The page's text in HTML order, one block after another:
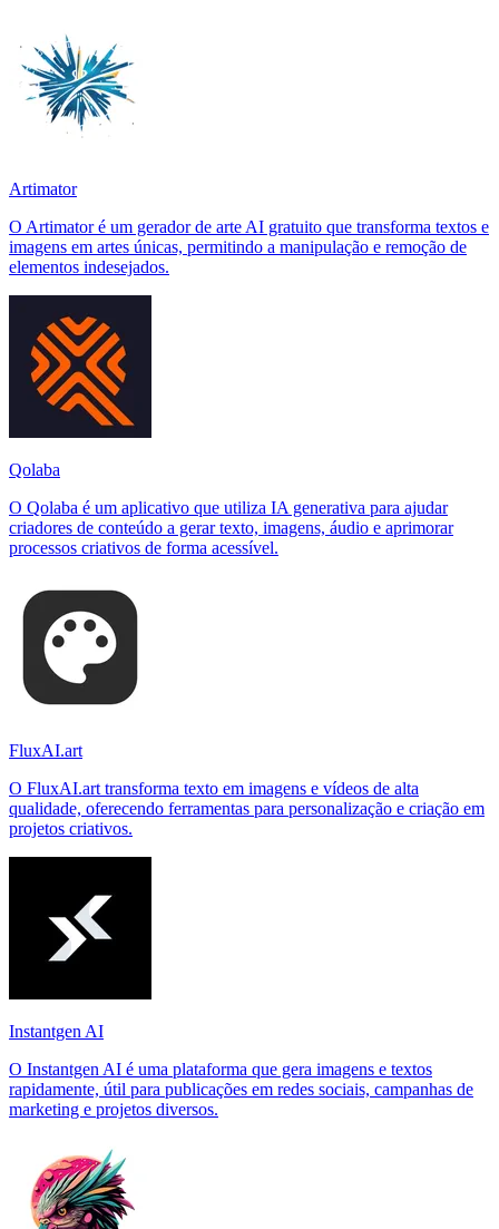
Artimator
O Artimator é um gerador de arte AI gratuito que transforma textos e
imagens em artes únicas, permitindo a manipulação e remoção de
elementos indesejados.
Qolaba
O Qolaba é um aplicativo que utiliza IA generativa para ajudar
criadores de conteúdo a gerar texto, imagens, áudio e aprimorar
processos criativos de forma acessível.
FluxAI.art
O FluxAI.art transforma texto em imagens e vídeos de alta
qualidade, oferecendo ferramentas para personalização e criação em
projetos criativos.
Instantgen AI
O Instantgen AI é uma plataforma que gera imagens e textos
rapidamente, útil para publicações em redes sociais, campanhas de
marketing e projetos diversos.